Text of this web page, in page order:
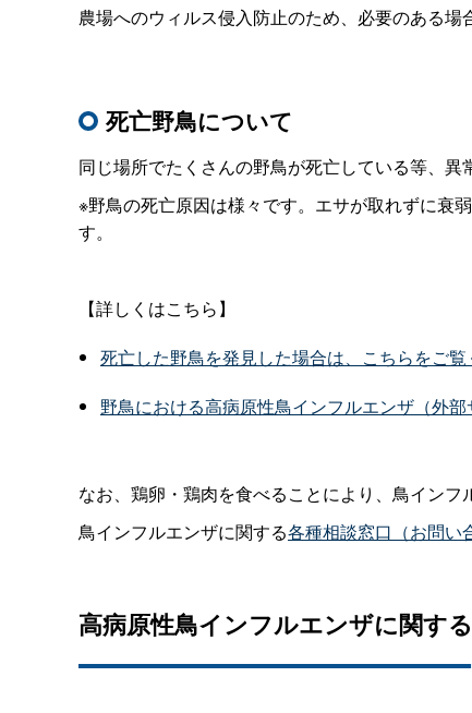
農場へのウィルス侵入防止のため、必要のある場
死亡野鳥について
同じ場所でたくさんの野鳥が死亡している等、
※野鳥の死亡原因は様々です。エサが取れずに衰
す。
【詳しくはこちら】
死亡した野鳥を発見した場合は、こちらをご覧
野鳥における高病原性鳥インフルエンザ（外
なお、鶏卵・鶏肉を食べることにより、鳥インフ
鳥インフルエンザに関する各種相談窓口（お問い
高病原性鳥インフルエンザに関す